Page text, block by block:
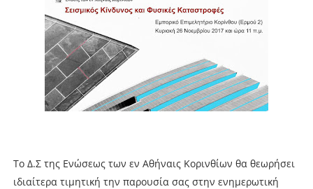
Το Δ.Σ της Ενώσεως των εν Αθήναις Κορινθίων θα θεωρήσει
ιδιαίτερα τιμητική την παρουσία σας στην ενημερωτική